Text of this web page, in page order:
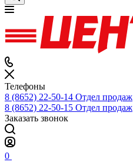
Телефоны
8 (8652) 22-50-14 Отдел продаж
8 (8652) 22-50-15 Отдел продаж
Заказать звонок
0